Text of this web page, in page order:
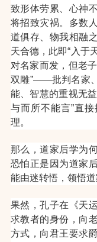
致形体劳累、心神
将招致灾祸。多数
道俱存、物我相融
天合德，此即“入于天
对名家而发，但老
双雕”——批判名家
能、智慧的重视无
与而所不能言”直
理。
那么，道家后学为
恐怕正是因为道家
能由迷转悟，领悟道
果然，孔子在《天
求教者的身份，向
方式，向君王要求